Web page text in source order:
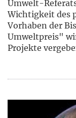
Umwelt-
Wichtigkeit des
Vorhaben der
Umweltpreis"
Projekte